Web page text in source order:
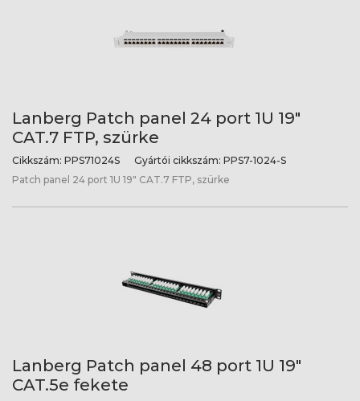
Lanberg Patch panel 24 port 1U 19"
CAT.7 FTP, szürke
Cikkszám: PPS71024S Gyártói cikkszám: PPS7-1024-S
Patch panel 24 port 1U 19" CAT.7 FTP, szürke
Lanberg Patch panel 48 port 1U 19"
CAT.5e fekete